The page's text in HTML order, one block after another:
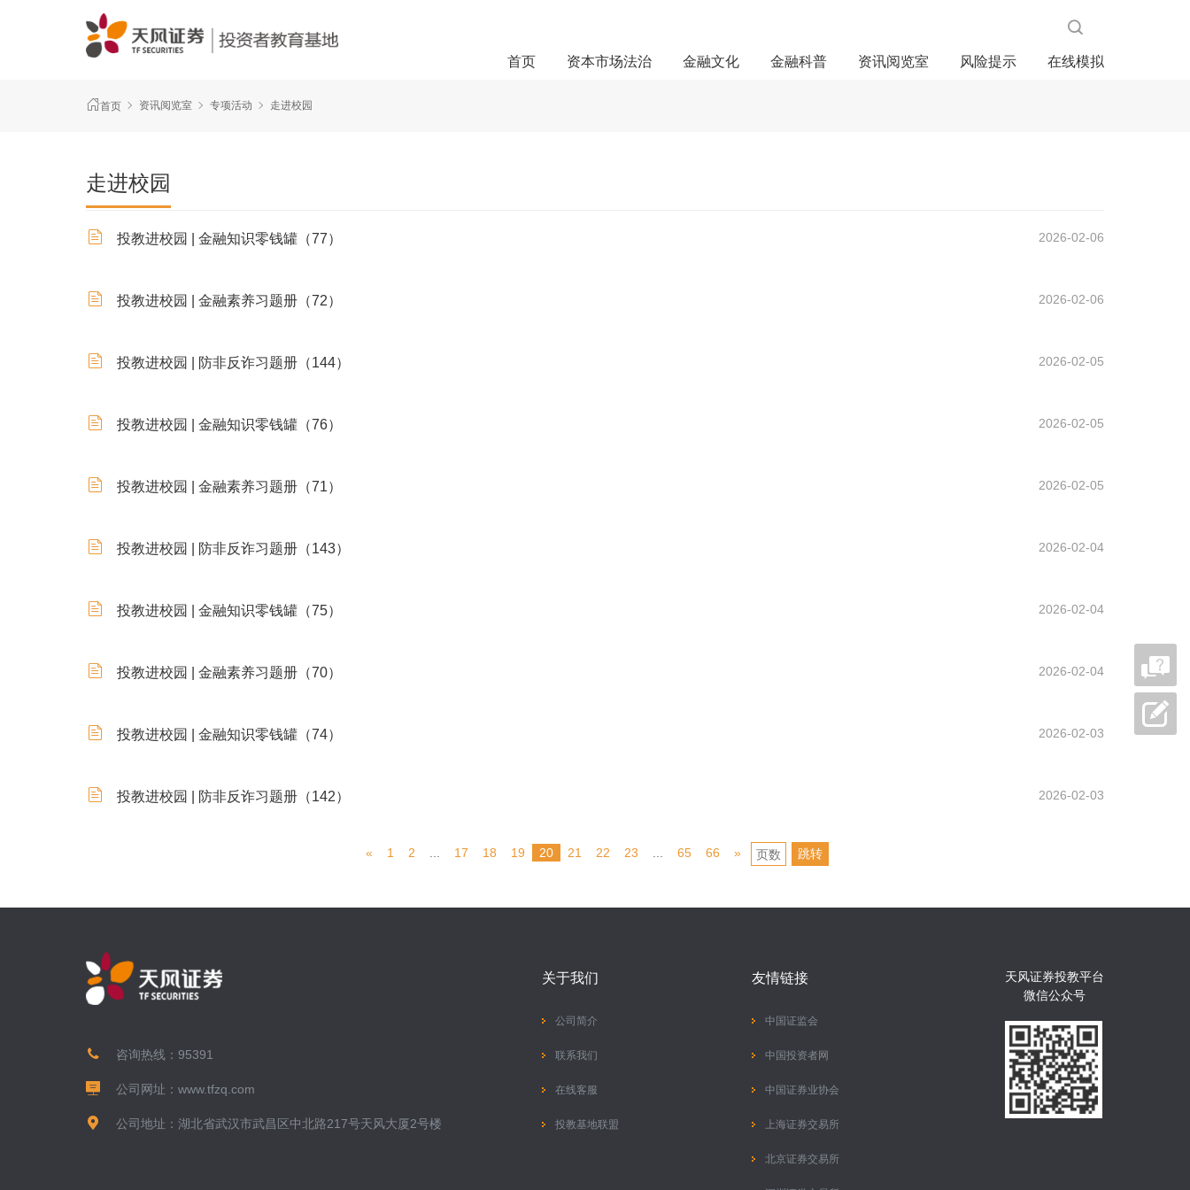
首页 资本市场法治 金融文化 金融科普 资讯阅览室 风险提示 在线模拟
首页 资讯阅览室 专项活动 走进校园
走进校园
投教进校园 | 金融知识零钱罐（77） 2026-02-06
投教进校园 | 金融素养习题册（72） 2026-02-06
投教进校园 | 防非反诈习题册（144） 2026-02-05
投教进校园 | 金融知识零钱罐（76） 2026-02-05
投教进校园 | 金融素养习题册（71） 2026-02-05
投教进校园 | 防非反诈习题册（143） 2026-02-04
投教进校园 | 金融知识零钱罐（75） 2026-02-04
投教进校园 | 金融素养习题册（70） 2026-02-04
投教进校园 | 金融知识零钱罐（74） 2026-02-03
投教进校园 | 防非反诈习题册（142） 2026-02-03
« 1 2 17 18 19 20 21 22 23 65 66 » 跳转
咨询热线： 95391
公司网址： www.tfzq.com
公司地址：湖北省武汉市武昌区中北路217号天风大厦2号楼
关于我们
公司简介
联系我们
在线客服
投教基地联盟
友情链接
中国证监会
中国投资者网
中国证券业协会
上海证券交易所
北京证券交易所
天风证券投教平台
微信公众号